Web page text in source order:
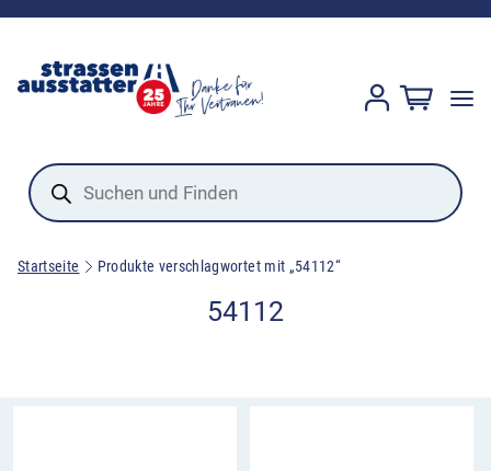
Products
search
Startseite Produkte verschlagwortet mit „54112“
54112